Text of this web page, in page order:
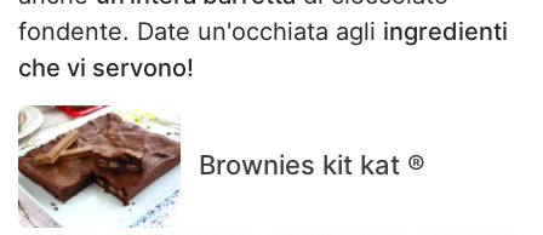
fondente. Date un'occhiata agli ingredienti
che vi servono!
Brownies kit kat ®